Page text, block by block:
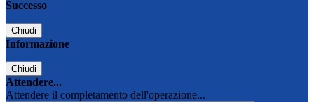
Successo
Chiudi
Informazione
Chiudi
Attendere...
Attendere il completamento dell'operazione...